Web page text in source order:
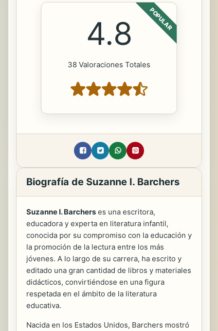
POPULAR
4.8
38 Valoraciones Totales
Biografía de Suzanne I. Barchers
Suzanne I. Barchers es una escritora,
educadora y experta en literatura infantil,
conocida por su compromiso con la educación y
la promoción de la lectura entre los más
jóvenes. A lo largo de su carrera, ha escrito y
editado una gran cantidad de libros y materiales
didácticos, convirtiéndose en una figura
respetada en el ámbito de la literatura
educativa.
Nacida en los Estados Unidos, Barchers mostró